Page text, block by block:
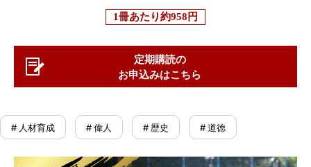
1冊あたり約958円
定期購読の
お申込みはこちら
# 人材育成 # 偉人 # 歴史 # 道徳